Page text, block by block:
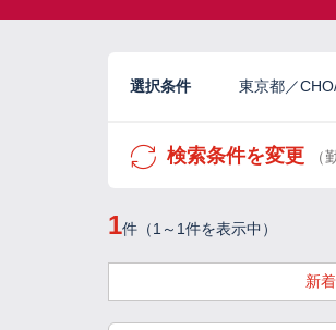
選択条件 東京都／
検索条件を変更
1件（1～1件を表示中）
新